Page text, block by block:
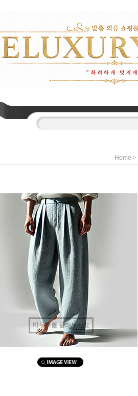
Home >
마우스를 올려보세요